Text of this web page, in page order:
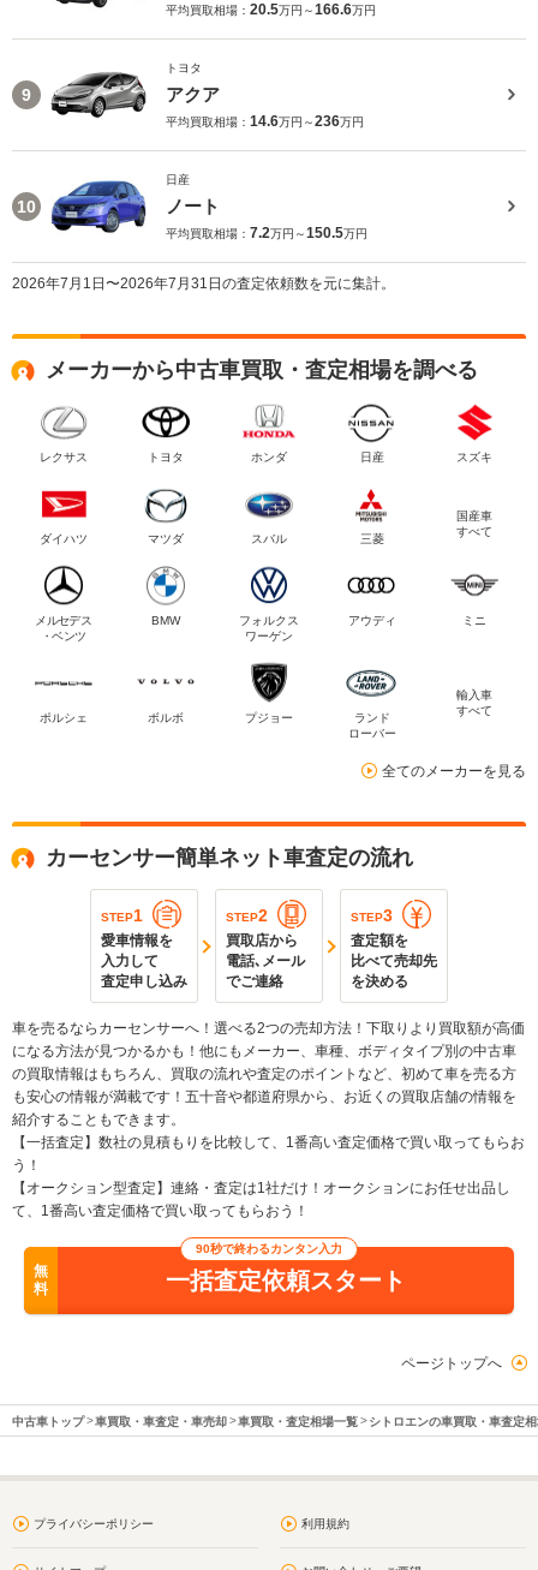
平均買取相場： 20.5万円～166.6万円
9
トヨタ
アクア
平均買取相場： 14.6万円～236万円
10
日産
ノート
平均買取相場： 7.2万円～150.5万円
2026年7月1日〜2026年7月31日の査定依頼数を元に集計。
メーカーから中古車買取・査定相場を調べる
レクサス トヨタ ホンダ 日産 スズキ
ダイハツ マツダ スバル 三菱
国産車
すべて
メルセデス
・ベンツ
BMW
フォルクス
ワーゲン
アウディ ミニ
ポルシェ ボルボ プジョー
ランド
ローバー
輸入車
すべて
全てのメーカーを見る
カーセンサー簡単ネット車査定の流れ
STEP1
愛車情報を
入力して
査定申し込み
STEP2
買取店から
電話､メール
でご連絡
STEP3
査定額を
比べて売却先
を決める
車を売るならカーセンサーへ！選べる2つの売却方法！下取りより買取額が高価
になる方法が見つかるかも！他にもメーカー、車種、ボディタイプ別の中古車
の買取情報はもちろん、買取の流れや査定のポイントなど、初めて車を売る方
も安心の情報が満載です！五十音や都道府県から、お近くの買取店舗の情報を
紹介することもできます。
【一括査定】数社の見積もりを比較して、1番高い査定価格で買い取ってもらお
う！
【オークション型査定】連絡・査定は1社だけ！オークションにお任せ出品し
て、1番高い査定価格で買い取ってもらおう！
無
料
90秒で終わるカンタン入力
一括査定依頼スタート
ページトップへ
中古車トップ 車買取・車査定・車売却 車買取・査定相場一覧 シトロエンの車買取・車査定
プライバシーポリシー 利用規約